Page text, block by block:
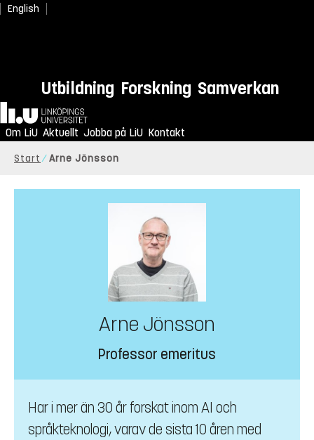
English
Utbildning Forskning Samverkan
Hem
Om LiU Aktuellt Jobba på LiU Kontakt
Start Arne Jönsson
Arne Jönsson
Professor emeritus
Har i mer än 30 år forskat inom AI och
språkteknologi, varav de sista 10 åren med